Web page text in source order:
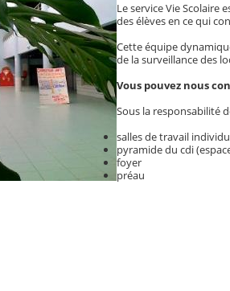
Le service Vie Scolaire
des élèves en ce qui
Cette équipe
de la surveillance des
Vous pouvez nous
Sous la responsabilité
salles de travail
pyramide du cdi
foyer
préau